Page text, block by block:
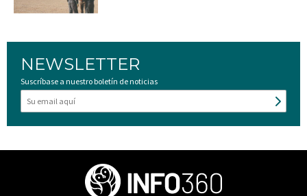
NEWSLETTER
Suscríbase a nuestro boletín de noticias